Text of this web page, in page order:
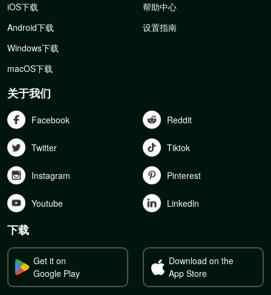
iOS下载
Android下载
Windows下载
macOS下载
帮助中心
设置指南
关于我们
Facebook Reddit
Twitter Tiktok
Instagram Pinterest
Youtube Linkedln
下载
Get it on
Google Play
Download on the
App Store